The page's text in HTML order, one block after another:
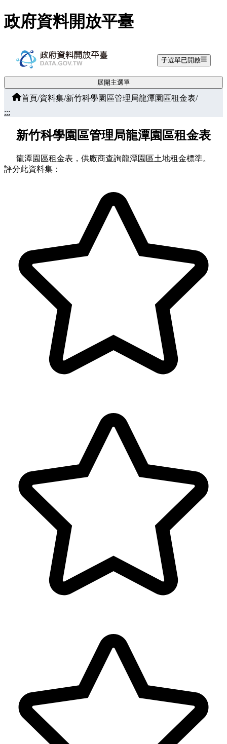
跳至主要內容
政府資料開放平臺
子選單已開啟
展開主選單
首頁/資料集/新竹科學園區管理局龍潭園區租金表/
:::
新竹科學園區管理局龍潭園區租金表
龍潭園區租金表，供廠商查詢龍潭園區土地租金標準。
評分此資料集：